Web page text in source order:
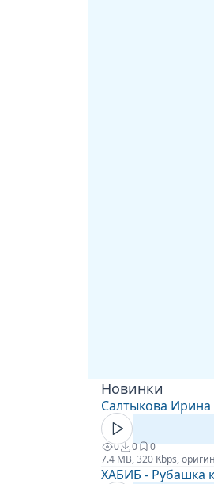
Новинки
Салтыкова
0 0
0
7.4 MB, 320 Kbps,
ХАБИБ - Рубашка